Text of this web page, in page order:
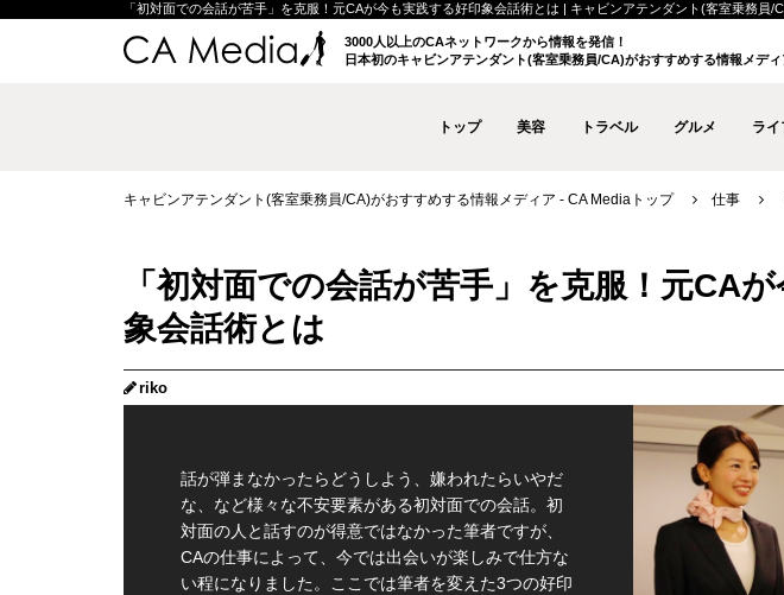
「初対面での会話が苦手」を克服！元CAが今も実践する好印象会話術とは | キャビンアテンダント(客室乗務員/
3000人以上のCAネットワークから情報を発信！
日本初のキャビンアテンダント(客室乗務員/CA)がおすすめする情報メディ
トップ 美容 トラベル グルメ ラ
キャビンアテンダント(客室乗務員/CA)がおすすめする情報メディア - CA Mediaトップ 仕事
「初対面での会話が苦手」を克服！元CA
象会話術とは
riko
話が弾まなかったらどうしよう、嫌われたらいやだ
な、など様々な不安要素がある初対面での会話。初
対面の人と話すのが得意ではなかった筆者ですが、
CAの仕事によって、今では出会いが楽しみで仕方な
い程になりました。ここでは筆者を変えた3つの好印